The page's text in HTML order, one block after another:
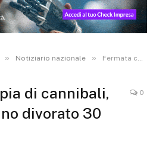
» Notiziario nazionale » Fermata coppia di cannibali, l’accusa: hanno divorato 30 persone
di cannibali,
divorato 30
0